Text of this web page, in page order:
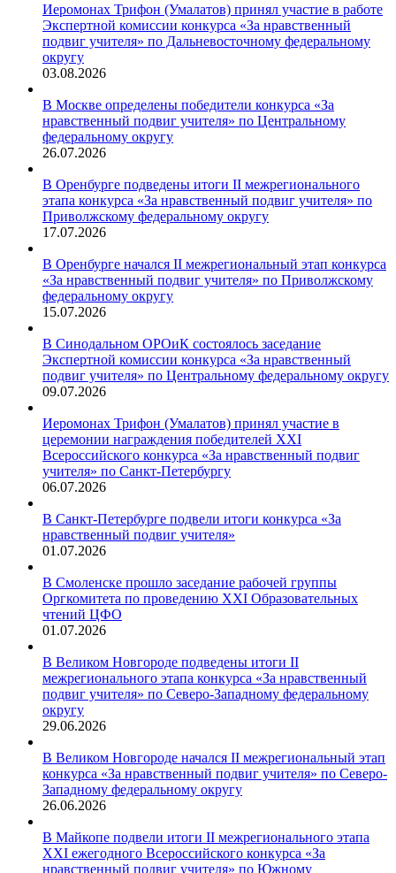
Иеромонах Трифон (Умалатов) принял участие в работе
Экспертной комиссии конкурса «За нравственный
подвиг учителя» по Дальневосточному федеральному
округу
03.08.2026
В Москве определены победители конкурса «За
нравственный подвиг учителя» по Центральному
федеральному округу
26.07.2026
В Оренбурге подведены итоги II межрегионального
этапа конкурса «За нравственный подвиг учителя» по
Приволжскому федеральному округу
17.07.2026
В Оренбурге начался II межрегиональный этап конкурса
«За нравственный подвиг учителя» по Приволжскому
федеральному округу
15.07.2026
В Синодальном ОРОиК состоялось заседание
Экспертной комиссии конкурса «За нравственный
подвиг учителя» по Центральному федеральному округу
09.07.2026
Иеромонах Трифон (Умалатов) принял участие в
церемонии награждения победителей XXI
Всероссийского конкурса «За нравственный подвиг
учителя» по Санкт-Петербургу
06.07.2026
В Санкт-Петербурге подвели итоги конкурса «За
нравственный подвиг учителя»
01.07.2026
В Смоленске прошло заседание рабочей группы
Оргкомитета по проведению XXI Образовательных
чтений ЦФО
01.07.2026
В Великом Новгороде подведены итоги II
межрегионального этапа конкурса «За нравственный
подвиг учителя» по Северо-Западному федеральному
округу
29.06.2026
В Великом Новгороде начался II межрегиональный этап
конкурса «За нравственный подвиг учителя» по Северо-
Западному федеральному округу
26.06.2026
В Майкопе подвели итоги II межрегионального этапа
XXI ежегодного Всероссийского конкурса «За
нравственный подвиг учителя» по Южному